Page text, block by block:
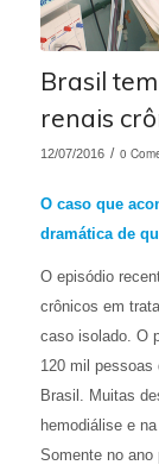
Brasil
renais
12/07/2016 / 0
O caso que
dramática de
O episódio
crônicos em
caso isolado. O
120 mil pessoas
Brasil. Muitas
hemodiálise e
Somente no ano